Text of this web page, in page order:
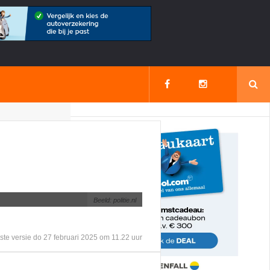
Beeld: politie.nl
versie do 27 februari 2025 om 11.22 uur